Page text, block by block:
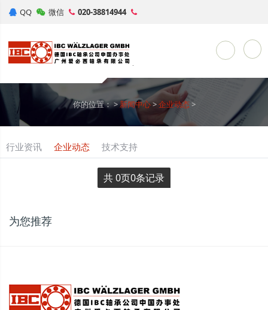
QQ 微信 020-38814944
Toggle
你的位置：>新闻中心>企业动态>
行业资讯 企业动态 技术支持
共0页0条记录
为您推荐